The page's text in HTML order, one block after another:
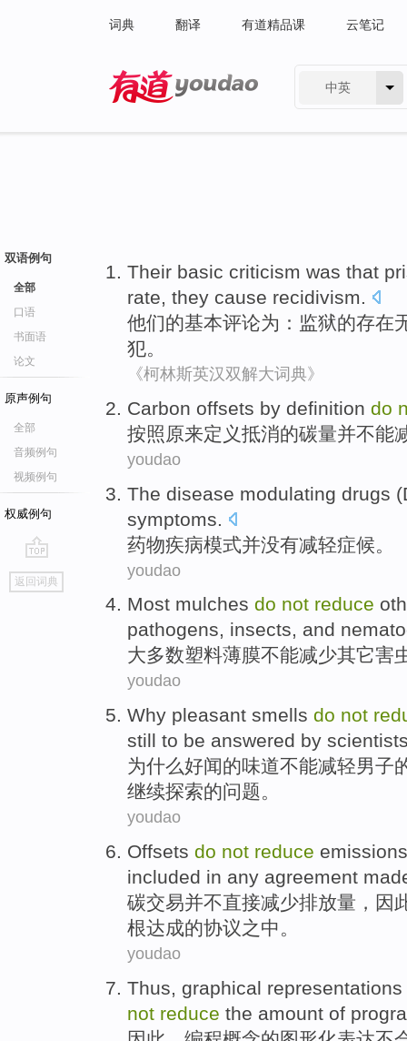
词典 翻译 有道精品课 云笔记
中英
双语例句
全部
口语
书面语
论文
原声例句
全部
音频例句
视频例句
权威例句
go
top
返回词典
Their basic criticism was that
rate, they cause recidivism.
他们的基本评论为 ： 监狱的存在
犯。
《柯林斯英汉双解大词典》
Carbon offsets by definition do
按照原来定义抵消的碳量并不能
youdao
The disease modulating drugs (
symptoms.
药物疾病模式并没有减轻症候 。
youdao
Most mulches do not reduce
pathogens, insects, and
大多数塑料薄膜不能减少其它害
youdao
Why pleasant smells do not
still to be answered by
为什么好闻的味道不能减轻男子
继续探索的问题。
youdao
Offsets do not reduce emissions
included in any agreement
碳交易并不直接减少排放量 ， 因
根达成的协议之中。
youdao
Thus, graphical representations
not reduce the amount of